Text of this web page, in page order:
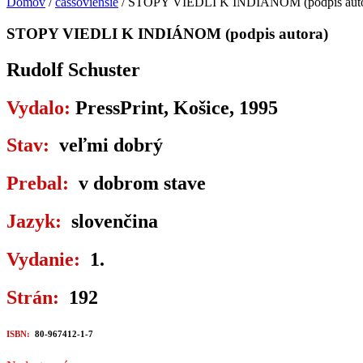
STOPY VIEDLI K INDIÁNOM (podpis autora)
Rudolf Schuster
Vydalo: PressPrint, Košice, 1995
Stav: veľmi dobrý
Prebal: v dobrom stave
Jazyk: slovenčina
Vydanie: 1.
Strán: 192
ISBN: 80-967412-1-7